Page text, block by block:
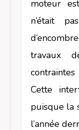
moteur
n’était
travaux
Cette
puisque la
l’année